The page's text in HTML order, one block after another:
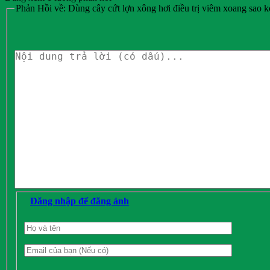
Phản Hồi về: Dùng cây cứt lợn xông hơi điều trị viêm xoang sao
Đăng nhập để đăng ảnh